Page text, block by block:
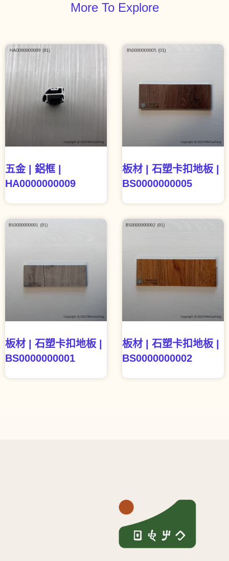
More To Explore
五金 | 鋁框 |
HA0000000009
板材 | 石塑卡扣地板 |
BS0000000005
板材 | 石塑卡扣地板 |
BS0000000001
板材 | 石塑卡扣地板 |
BS0000000002